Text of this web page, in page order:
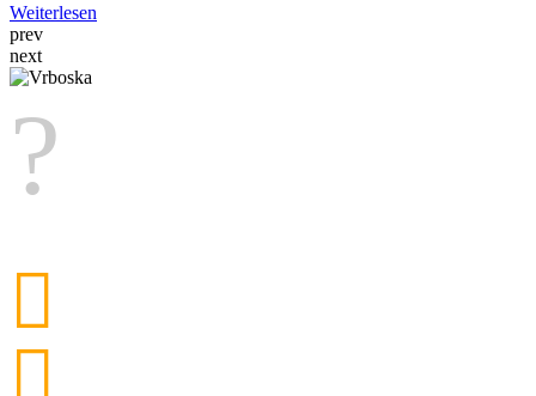
Weiterlesen
prev
next